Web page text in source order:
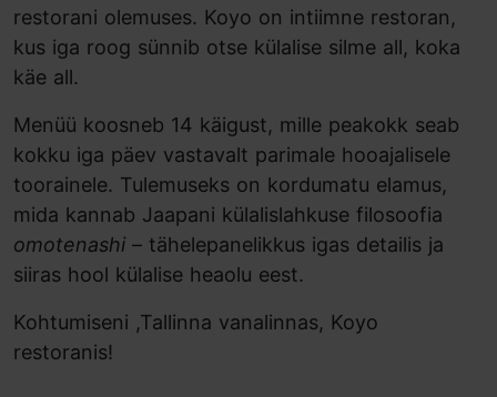
restorani olemuses. Koyo on intiimne restoran,
kus iga roog sünnib otse külalise silme all, koka
käe all.
Menüü koosneb 14 käigust, mille peakokk seab
kokku iga päev vastavalt parimale hooajalisele
toorainele. Tulemuseks on kordumatu elamus,
mida kannab Jaapani külalislahkuse filosoofia
omotenashi – tähelepanelikkus igas detailis ja
siiras hool külalise heaolu eest.
Kohtumiseni ,Tallinna vanalinnas, Koyo
restoranis!